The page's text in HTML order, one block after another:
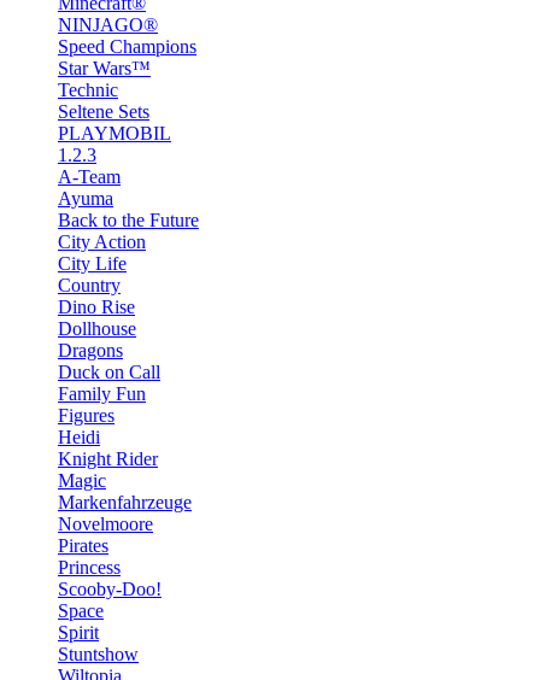
NINJAGO®
Speed Champions
Star Wars™
Technic
Seltene Sets
PLAYMOBIL
1.2.3
A-Team
Ayuma
Back to the Future
City Action
City Life
Country
Dino Rise
Dollhouse
Dragons
Duck on Call
Family Fun
Figures
Heidi
Knight Rider
Magic
Markenfahrzeuge
Novelmoore
Pirates
Princess
Scooby-Doo!
Space
Spirit
Stuntshow
Wiltopia